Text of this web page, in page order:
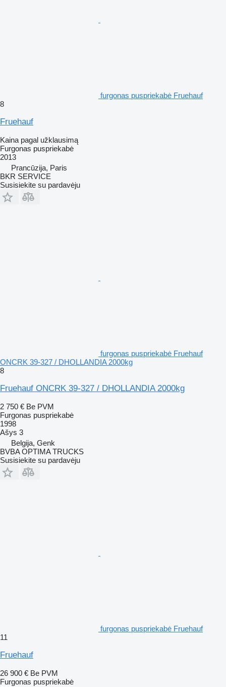
furgonas puspriekabė Fruehauf
8
Fruehauf
Kaina pagal užklausimą
Furgonas puspriekabė
2013
Prancūzija, Paris
BKR SERVICE
Susisiekite su pardavėju
furgonas puspriekabė Fruehauf
ONCRK 39-327 / DHOLLANDIA 2000kg
8
Fruehauf ONCRK 39-327 / DHOLLANDIA 2000kg
2 750 € Be PVM
Furgonas puspriekabė
1998
Ašys 3
Belgija, Genk
BVBA OPTIMA TRUCKS
Susisiekite su pardavėju
furgonas puspriekabė Fruehauf
11
Fruehauf
26 900 € Be PVM
Furgonas puspriekabė